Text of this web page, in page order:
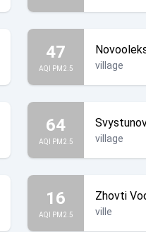
47
AQI PM2.5 village
64
AQI PM2.5 village
16
AQI PM2.5
Zhovti
ville